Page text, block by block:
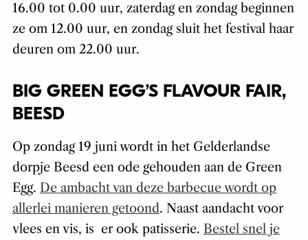
16.00 tot 0.00 uur, zaterdag en zondag beginnen
ze om 12.00 uur, en zondag sluit het festival haar
deuren om 22.00 uur.
BIG GREEN EGG’S FLAVOUR FAIR,
BEESD
Op zondag 19 juni wordt in het Gelderlandse
dorpje Beesd een ode gehouden aan de Green
Egg. De ambacht van deze barbecue wordt op
allerlei manieren getoond. Naast aandacht voor
vlees en vis, is er ook patisserie. Bestel snel je